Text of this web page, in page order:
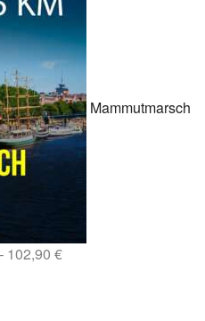
Mammutmarsch
102,90 €